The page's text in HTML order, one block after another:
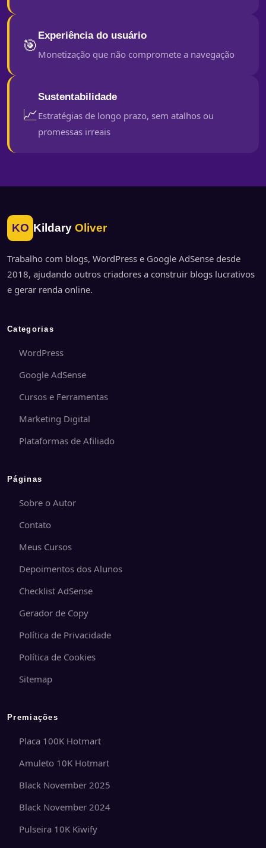
🎯 Experiência do usuário
Monetização que não compromete a navegação
📈
Sustentabilidade
Estratégias de longo prazo, sem atalhos ou
promessas irreais
KO Kildary Oliver
Trabalho com blogs, WordPress e Google AdSense desde
2018, ajudando outros criadores a construir blogs lucrativos
e gerar renda online.
Categorias
WordPress
Google AdSense
Cursos e Ferramentas
Marketing Digital
Plataformas de Afiliado
Páginas
Sobre o Autor
Contato
Meus Cursos
Depoimentos dos Alunos
Checklist AdSense
Gerador de Copy
Política de Privacidade
Política de Cookies
Sitemap
Premiações
Placa 100K Hotmart
Amuleto 10K Hotmart
Black November 2025
Black November 2024
Pulseira 10K Kiwify